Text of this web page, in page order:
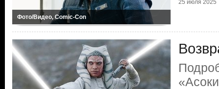
Фото/Видео, Comic-Con
25 июля 2025